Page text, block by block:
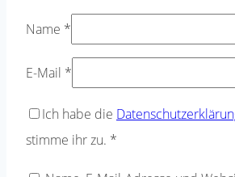
Name *
E-Mail *
Ich habe die
stimme ihr zu. *